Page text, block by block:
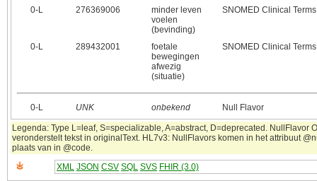
0‑L 276369006
minder leven
voelen
(bevinding)
SNOMED Clinical Terms
0‑L 289432001
foetale
bewegingen
afwezig
(situatie)
SNOMED Clinical Terms
0‑L UNK onbekend Null Flavor
Legenda: Type L=leaf, S=specializable, A=abstract, D=deprecated. NullFlavor
veronderstelt tekst in originalText. HL7v3: NullFlavors komen in het attribuut
plaats van in @code.
XML JSON CSV SQL SVS FHIR (3.0)